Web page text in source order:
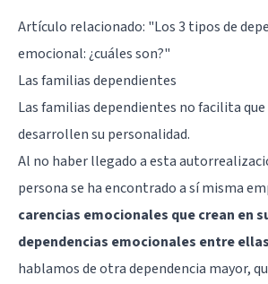
Artículo relacionado: "Los 3 tipos de
emocional: ¿cuáles son?"
Las familias dependientes
Las familias dependientes no facilita
desarrollen su personalidad.
Al no haber llegado a esta
persona se ha encontrado a sí misma
carencias emocionales que crean en
dependencias emocionales entre ellas
hablamos de otra dependencia mayor,